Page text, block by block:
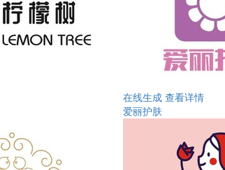
在线生成 查看详情
爱丽护肤